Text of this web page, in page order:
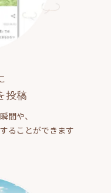
投稿
間や、
ることができます